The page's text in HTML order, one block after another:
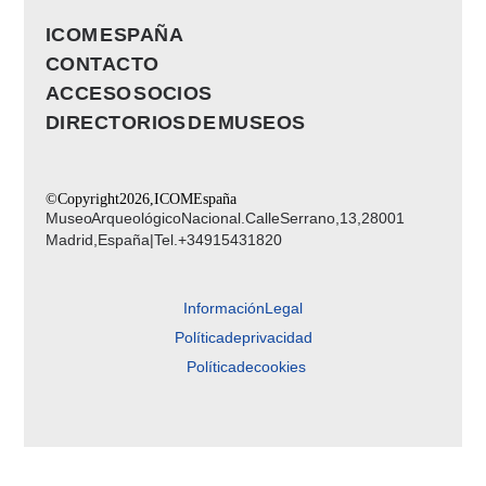
ICOM ESPAÑA
CONTACTO
ACCESO SOCIOS
DIRECTORIOS DE MUSEOS
© Copyright 2026, ICOM España
Museo Arqueológico Nacional. Calle Serrano, 13, 28001
Madrid, España | Tel. +34 91 543 18 20
Información Legal
Política de privacidad
Política de cookies